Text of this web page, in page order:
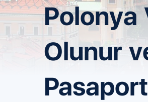
Polonya
Olunur